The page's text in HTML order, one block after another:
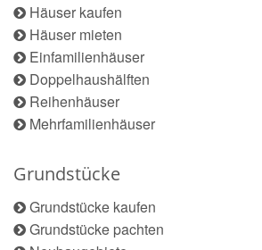
Häuser kaufen
Häuser mieten
Einfamilienhäuser
Doppelhaushälften
Reihenhäuser
Mehrfamilienhäuser
Grundstücke
Grundstücke kaufen
Grundstücke pachten